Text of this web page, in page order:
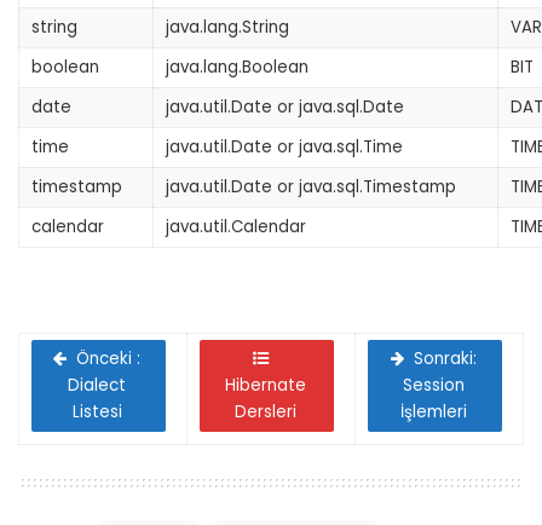
string
java.lang.String
boolean
java.lang.Boolean
BIT
date
java.util.Date or java.sql.Date
time
java.util.Date or java.sql.Time
timestamp
java.util.Date or java.sql.Timestamp
calendar
java.util.Calendar
Önceki :
Dialect
Listesi
Hibernate
Dersleri
Sonraki:
Session
İşlemleri